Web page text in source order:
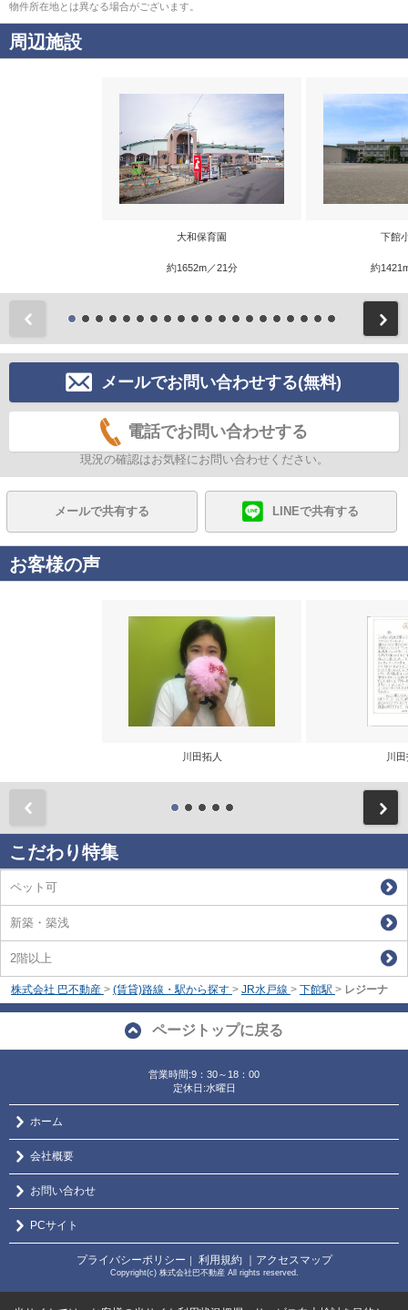
物件所在地とは異なる場合がございます。
周辺施設
大和保育園
約1652m／21分
下館
約
メールでお問い合わせする(無料)
電話でお問い合わせする
現況の確認はお気軽にお問い合わせください。
メールで共有する LINEで共有する
お客様の声
川田拓人 川
こだわり特集
ペット可
新築・築浅
2階以上
株式会社 巴不動産 > (賃貸)路線・駅から探す > JR水戸線 > 下館駅 > レジーナ
ページトップに戻る
営業時間:9：30～18：00
定休日:水曜日
ホーム
会社概要
お問い合わせ
PCサイト
プライバシーポリシー 利用規約 ｜アクセスマップ
Copyright(c) 株式会社巴不動産 All rights reserved.